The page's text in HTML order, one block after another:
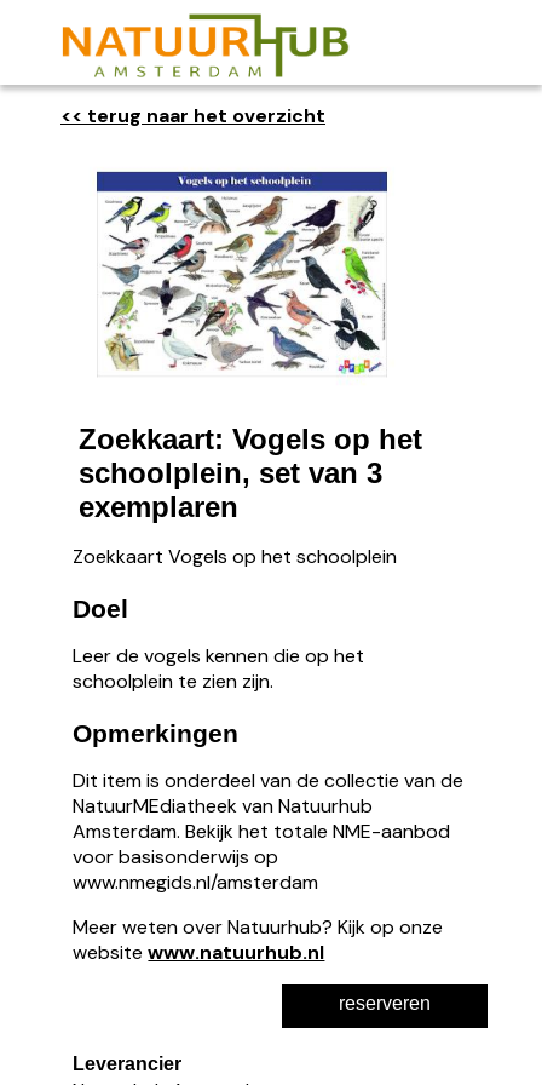
<< terug naar het overzicht
Zoekkaart: Vogels op het
schoolplein, set van 3
exemplaren
Zoekkaart Vogels op het schoolplein
Doel
Leer de vogels kennen die op het
schoolplein te zien zijn.
Opmerkingen
Dit item is onderdeel van de collectie van de
NatuurMEdiatheek van Natuurhub
Amsterdam. Bekijk het totale NME-aanbod
voor basisonderwijs op
www.nmegids.nl/amsterdam
Meer weten over Natuurhub? Kijk op onze
websitewww.natuurhub.nl
reserveren
Leverancier